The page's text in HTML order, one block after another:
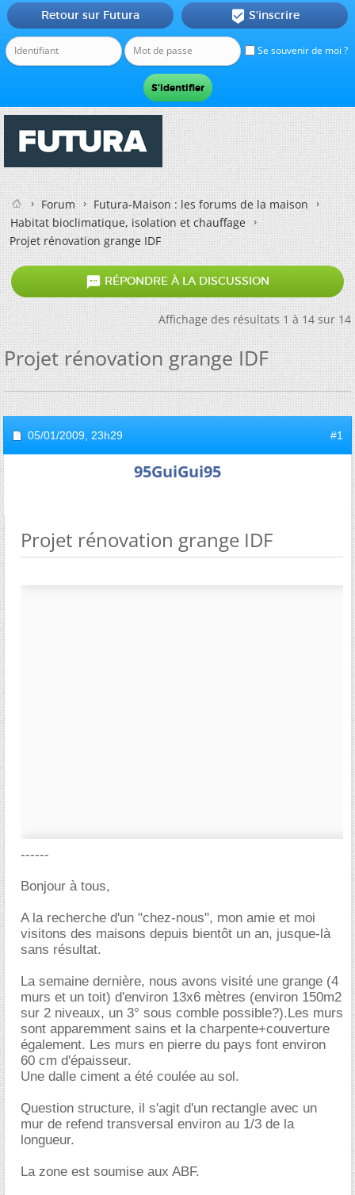
Se souvenir de moi ?
Retour sur Futura  S'inscrire
Forum
Futura-Maison : les forums de la maison
Habitat bioclimatique, isolation et chauffage
Projet rénovation grange IDF
 RÉPONDRE À LA DISCUSSION
Affichage des résultats 1 à 14 sur 14
Projet rénovation grange IDF
05/01/2009, 23h29 #1
95GuiGui95
Projet rénovation grange IDF
------
Bonjour à tous,
A la recherche d'un "chez-nous", mon amie et moi
visitons des maisons depuis bientôt un an, jusque-là
sans résultat.
La semaine dernière, nous avons visité une grange (4
murs et un toit) d'environ 13x6 mètres (environ 150m2
sur 2 niveaux, un 3° sous comble possible?).Les murs
sont apparemment sains et la charpente+couverture
également. Les murs en pierre du pays font environ
60 cm d'épaisseur.
Une dalle ciment a été coulée au sol.
Question structure, il s'agit d'un rectangle avec un
mur de refend transversal environ au 1/3 de la
longueur.
La zone est soumise aux ABF.